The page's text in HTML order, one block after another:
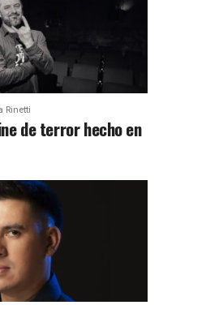
Rinetti
de terror hecho en